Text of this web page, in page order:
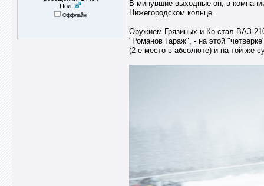
Пол:
Оффлайн
В минувшие выходные он, в
Нижегородском кольце.
Оружием Грязиных и Ко стал ВАЗ-
"Романов Гараж", - на этой
(2-е место в абсолюте) и на той же